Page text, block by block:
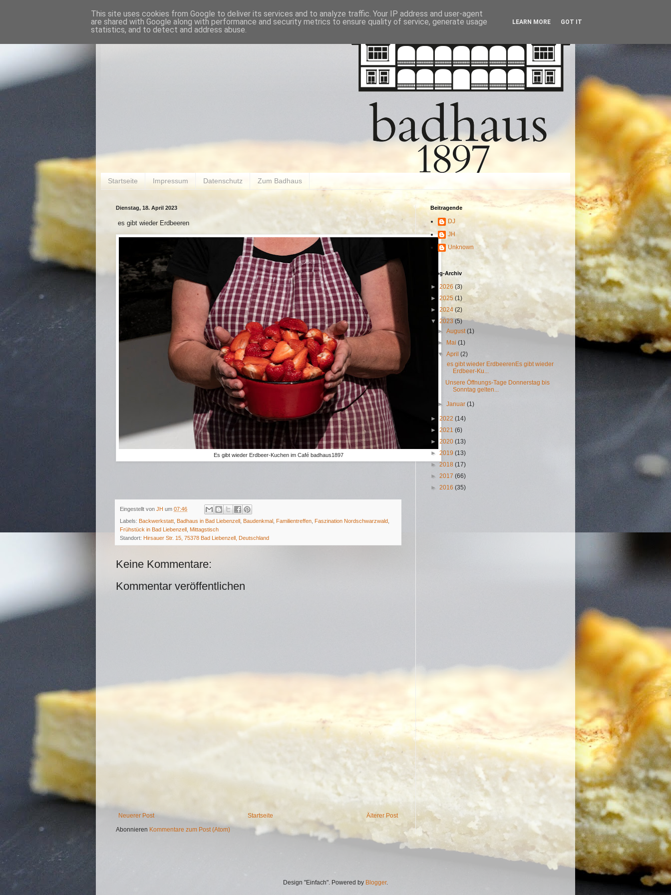
Startseite Impressum Datenschutz Zum Badhaus
Dienstag, 18. April 2023
es gibt wieder Erdbeeren
Es gibt wieder Erdbeer-Kuchen im Café badhaus1897
Eingestellt von JH um 07:46
Labels: Backwerkstatt Badhaus in Bad Liebenzell Baudenkmal Familientreffen Faszination Nordschwarzwald
Frühstück in Bad Liebenzell
Mittagstisch
Standort: Hirsauer Str. 15, 75378 Bad Liebenzell, Deutschland
Keine Kommentare:
Kommentar veröffentlichen
Neuerer Post Älterer Post
Startseite
Abonnieren Kommentare zum Post (Atom)
Beitragende
DJ
JH
Unknown
Blog-Archiv
► 2026 (3)
► 2025 (1)
► 2024 (2)
▼ 2023 (5)
►August(1)
► Mai(1)
▼April(2)
es gibt wieder ErdbeerenEs gibt wieder
Erdbeer-Ku...
Unsere Öffnungs-Tage Donnerstag bis
Sonntag gelten...
►Januar(1)
► 2022 (14)
► 2021 (6)
► 2020 (13)
► 2019 (13)
► 2018 (17)
► 2017 (66)
► 2016 (35)
Design "Einfach". Powered by Blogger.
This site uses cookies from Google to deliver its services and to analyze traffic. Your IP address and user-agent
are shared with Google along with performance and security metrics to ensure quality of service, generate usage
statistics, and to detect and address abuse.
LEARN MORE GOT IT